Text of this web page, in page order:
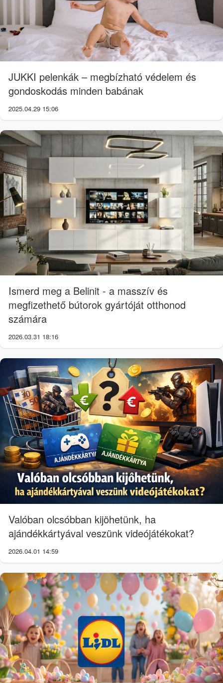
JUKKI pelenkák – megbízható védelem és
gondoskodás minden babának
2025.04.29 15:06
Ismerd meg a Belinit - a masszív és
megfizethető bútorok gyártóját otthonod
számára
2026.03.31 18:16
Valóban olcsóbban kijöhetünk, ha
ajándékkártyával veszünk videójátékokat?
2026.04.01 14:59